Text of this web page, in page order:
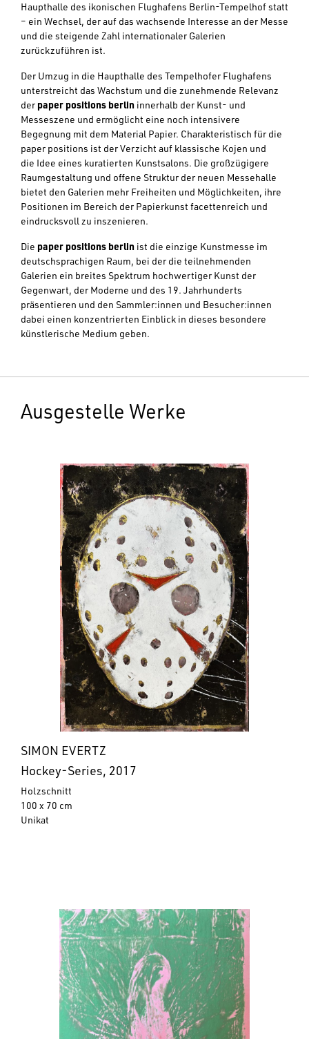
Haupthalle des ikonischen Flughafens Berlin-Tempelhof statt
– ein Wechsel, der auf das wachsende Interesse an der Messe
und die steigende Zahl internationaler Galerien
zurückzuführen ist.
Der Umzug in die Haupthalle des Tempelhofer Flughafens
unterstreicht das Wachstum und die zunehmende Relevanz
der paper positions berlin innerhalb der Kunst- und
Messeszene und ermöglicht eine noch intensivere
Begegnung mit dem Material Papier. Charakteristisch für die
paper positions ist der Verzicht auf klassische Kojen und
die Idee eines kuratierten Kunstsalons. Die großzügigere
Raumgestaltung und offene Struktur der neuen Messehalle
bietet den Galerien mehr Freiheiten und Möglichkeiten, ihre
Positionen im Bereich der Papierkunst facettenreich und
eindrucksvoll zu inszenieren.
Die paper positions berlin ist die einzige Kunstmesse im
deutschsprachigen Raum, bei der die teilnehmenden
Galerien ein breites Spektrum hochwertiger Kunst der
Gegenwart, der Moderne und des 19. Jahrhunderts
präsentieren und den Sammler:innen und Besucher:innen
dabei einen konzentrierten Einblick in dieses besondere
künstlerische Medium geben.
Ausgestelle Werke
SIMON EVERTZ
Hockey-Series, 2017
Holzschnitt
100 x 70 cm
Unikat